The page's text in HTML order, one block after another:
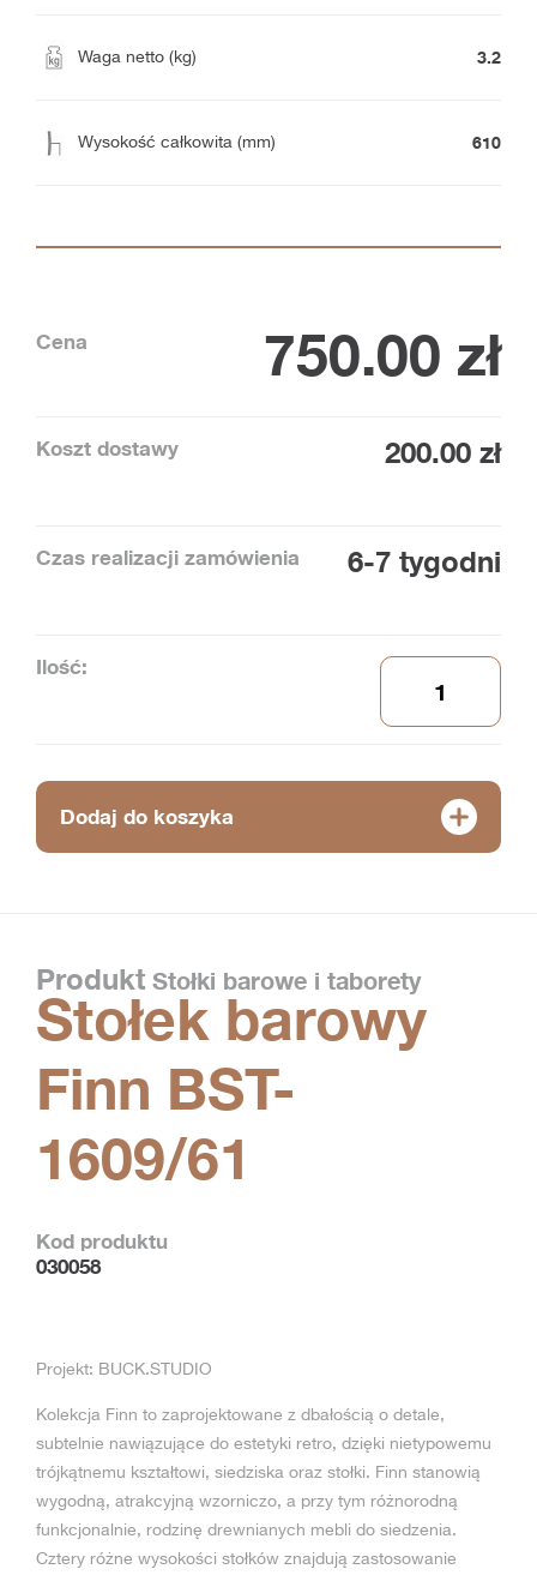
Waga netto (kg) 3.2
Wysokość całkowita (mm) 610
Cena 750.00 zł
Koszt dostawy 200.00 zł
Czas realizacji zamówienia 6-7 tygodni
Ilość:
Dodaj do koszyka
Produkt Stołki barowe i taborety
Stołek barowy
Finn BST-
1609/61
Kod produktu
030058
Projekt: BUCK.STUDIO
Kolekcja Finn to zaprojektowane z dbałością o detale,
subtelnie nawiązujące do estetyki retro, dzięki nietypowemu
trójkątnemu kształtowi, siedziska oraz stołki. Finn stanowią
wygodną, atrakcyjną wzorniczo, a przy tym różnorodną
funkcjonalnie, rodzinę drewnianych mebli do siedzenia.
Cztery różne wysokości stołków znajdują zastosowanie